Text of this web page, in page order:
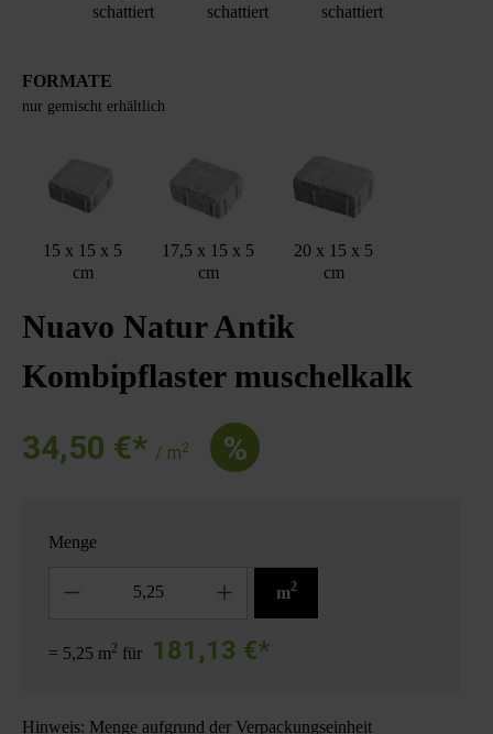
schattiert
schattiert
schattiert
FORMATE
nur gemischt erhältlich
15 x 15 x 5
cm
17,5 x 15 x 5
cm
20 x 15 x 5
cm
Nuavo Natur Antik
Kombipflaster muschelkalk
34,50 €* / m2 %
Menge
m2
= 5,25 m2 für 181,13 €*
Hinweis: Menge aufgrund der Verpackungseinheit